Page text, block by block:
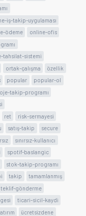
iş-takip-uygulaması
ödeme
online-ofis
tahsilat-sistemi
ortak-çalışma
özellik
popular
popular-ol
takip-programı
ret
risk-sermayesi
satış-takip
secure
sınırsız-kullanıcı
spotif-baslangic
stok-takip-programı
takip
tamamlanmış
teklif-gönderme
ticari-sicil-kaydi
ücretsizdene